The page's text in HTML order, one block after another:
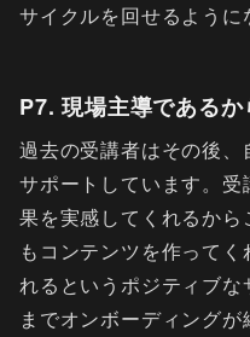
サイクルを回せるように
P7. 現場主導である
過去の受講者はその後
サポートしています。
果を実感してくれるか
もコンテンツを作って
れるというポジティブ
までオンボーディング